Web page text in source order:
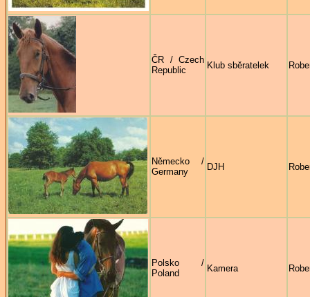
ČR / Czech
Republic
Klub sběratelek
Německo /
Germany
DJH
Polsko /
Poland
Kamera